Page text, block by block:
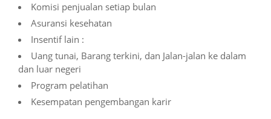
Komisi penjualan setiap bulan
Asuransi kesehatan
Insentif lain :
Uang tunai, Barang terkini, dan Jalan-jalan ke dalam
dan luar negeri
Program pelatihan
Kesempatan pengembangan karir